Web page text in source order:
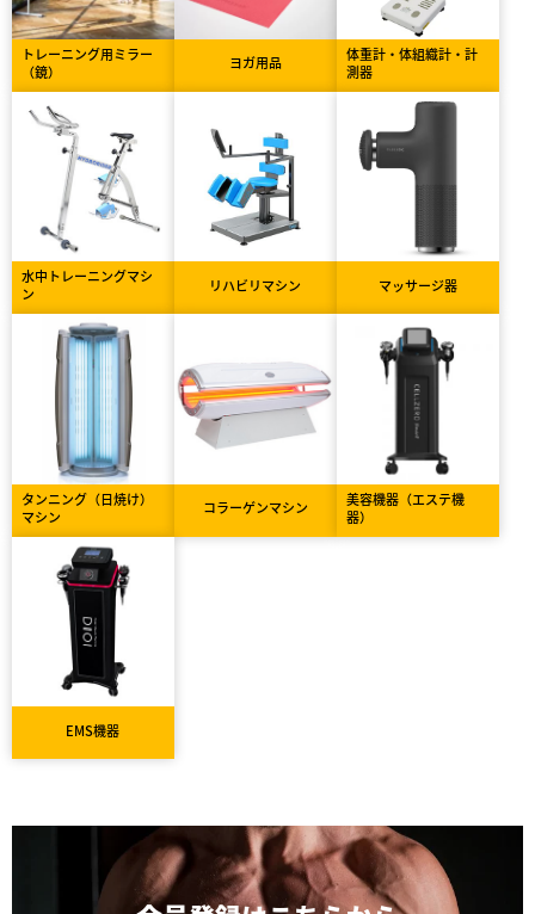
トレーニング用ミラー
（鏡）
ヨガ用品
体重計・体組織計・計
測器
水中トレーニングマシ
ン
リハビリマシン マッサージ器
タンニング（日焼け）
マシン
コラーゲンマシン
美容機器（エステ機
器）
EMS機器